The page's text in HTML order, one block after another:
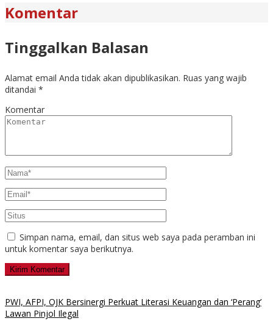
Komentar
Tinggalkan Balasan
Alamat email Anda tidak akan dipublikasikan. Ruas yang wajib
ditandai *
Komentar
Simpan nama, email, dan situs web saya pada peramban ini
untuk komentar saya berikutnya.
PWI, AFPI, OJK Bersinergi Perkuat Literasi Keuangan dan ‘Perang’
Lawan Pinjol Ilegal